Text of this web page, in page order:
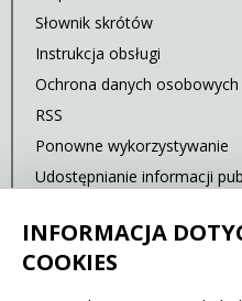
Słownik skrótów
Instrukcja obsługi
Ochrona danych osobowych
RSS
Ponowne wykorzystywanie
Udostępnianie informacji
Ostatnia aktualizacja:
INFORMACJA
COOKIES